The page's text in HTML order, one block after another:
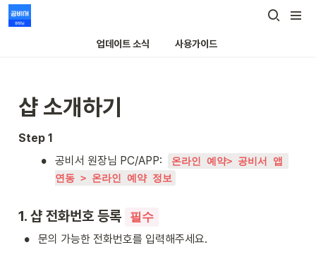
업데이트 소식 사용가이드
샵 소개하기
Step 1
• 공비서 원장님 PC/APP:
온라인 예약> 공비서 앱
연동 > 온라인 예약 정보
1. 샵 전화번호 등록 필수
• 문의 가능한 전화번호를 입력해주세요.